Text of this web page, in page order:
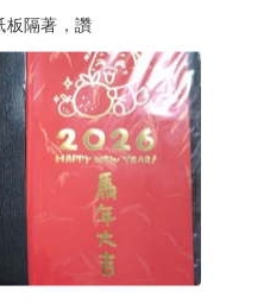
板隔著，讚